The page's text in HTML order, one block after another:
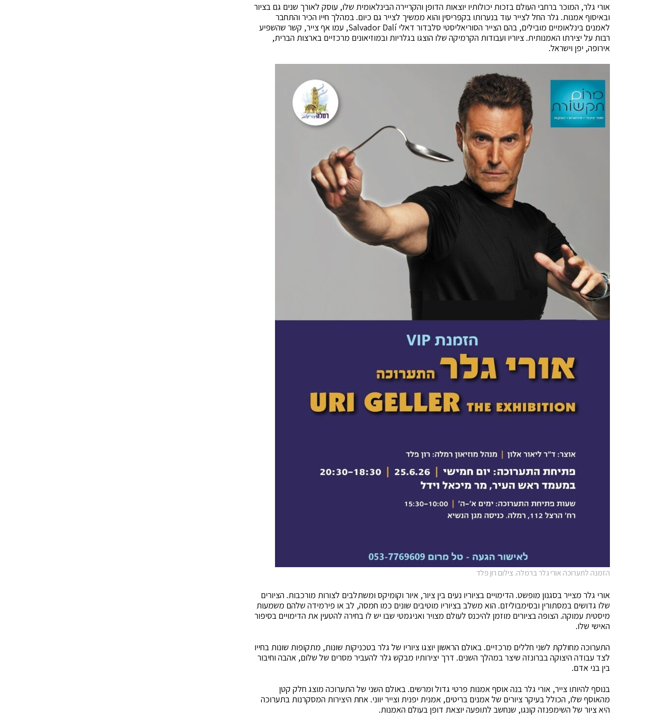
אורי גלר, המוכר ברחבי העולם בזכות יכולותיו יוצאות הדופן והקריירה הבינלאומית שלו, עוסק לאורך שנים גם בציור
ובאיסוף אמנות. גלר החל לצייר עוד בנערותו בקפריסין והוא ממשיך לצייר גם כיום. במהלך חייו הכיר והתחבר
לאמנים בינלאומיים מובילים, בהם הצייר הסוריאליסטי סלבדור דאלי Salvador Dalí, עמו אף צייר, קשר שהשפיע
רבות על יצירתו האמנותית. ציוריו ועבודות הקרמיקה שלו הוצגו בגלריות ובמוזיאונים מרכזיים בארצות הברית,
אירופה, יפן וישראל.
הזמנה לתערוכה אורי גלר ברמלה. צילום רון פלד
אורי גלר מצייר בסגנון מופשט. הדימויים בציוריו נעים בין ציור, איור וקומיקס ומשתלבים לצורות מורכבות. הציורים
שלו גדושים במסתורין ובסימבוליזם. הוא משלב בציוריו מוטיבים שונים כמו חמסה, לב או פירמידה שלהם משמעות
מיסטית עמוקה. הצופה בציורים מוזמן להיכנס לעולם מצויר ואניגמטי שבו יש לו בחירה להטעין את הדימויים בסיפור
האישי שלו.
התערוכה מחולקת לשני חללים מרכזיים. באולם הראשון יוצגו ציוריו של גלר בטכניקות שונות, מתקופות שונות בחייו
לצד עבודה היצוקה בברונזה שיצר במהלך השנים. דרך יצירותיו מבקש גלר להעביר מסרים של שלום, אהבה וחיבור
בין בני אדם.
בנוסף להיותו צייר, אורי גלר בנה אוסף אמנות פרטי גדול ומרשים. באולם השני של התערוכה מוצג חלק קטן
מהאוסף שלו, הכולל בעיקר ציורים של אמנים בריטים, אמנית יפנית וצייר יווני. אחת היצירות המסקרנות בתערוכה
היא ציור של השימפנזה קונגו, שנחשב לתופעה יוצאת דופן בעולם האמנות.